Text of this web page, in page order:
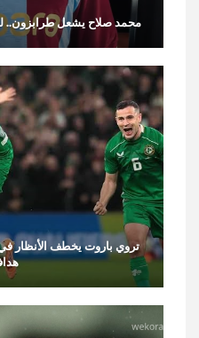
محمد صلاح يشعل طرابزون..
تروي باروت يخطف الأنظار